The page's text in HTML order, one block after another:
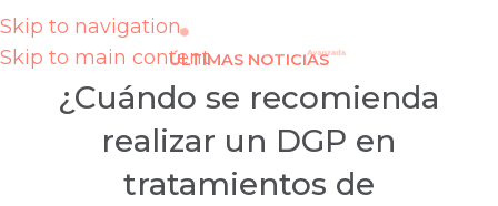
Skip to navigation
Skip to main contentÚLTIMAS NOTICIAS
¿Cuándo se recomienda
realizar un DGP en
tratamientos de